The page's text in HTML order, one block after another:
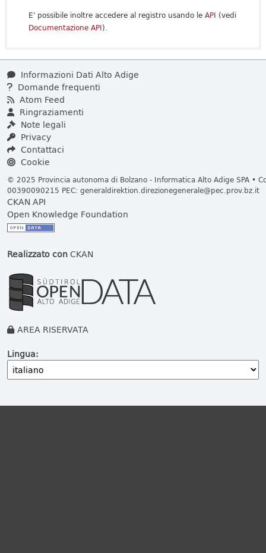
E' possibile inoltre accedere al registro usando le API (vedi
Documentazione API).
Informazioni Dati Alto Adige
Domande frequenti
Atom Feed
Ringraziamenti
Note legali
Privacy
Contattaci
Cookie
© 2025 Provincia autonoma di Bolzano - Informatica Alto Adige SPA •
00390090215 PEC: generaldirektion.direzionegenerale@pec.prov.bz.it
CKAN API
Open Knowledge Foundation
Realizzato conCKAN
AREA RISERVATA
Lingua